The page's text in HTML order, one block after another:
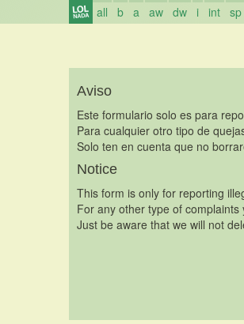
all b a aw dw i int sp
Aviso
Este formulario solo es para
Para cualquier otro tipo de
Solo ten en cuenta que no
Notice
This form is only for reporting
For any other type of
Just be aware that we will not